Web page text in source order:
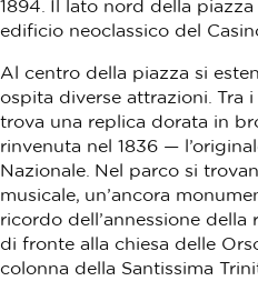
1894. Il lato nord della
edificio neoclassico del
Al centro della piazza si
ospita diverse attrazioni. Tra
trova una replica dorata in
rinvenuta nel 1836 —
Nazionale. Nel parco si
musicale, un’ancora
ricordo dell’annessione della
di fronte alla chiesa delle
colonna della Santissima